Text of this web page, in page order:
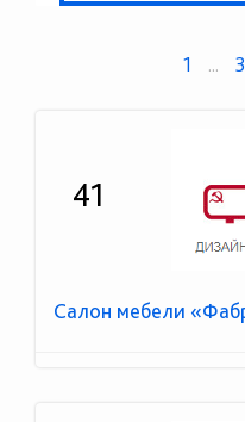
1 ... 3
41
Салон мебели